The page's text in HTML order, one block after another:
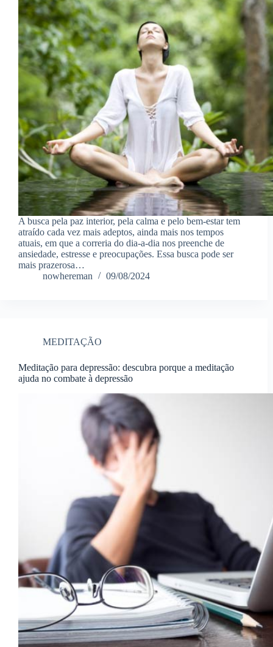
A busca pela paz interior, pela calma e pelo bem-estar tem
atraído cada vez mais adeptos, ainda mais nos tempos
atuais, em que a correria do dia-a-dia nos preenche de
ansiedade, estresse e preocupações. Essa busca pode ser
mais prazerosa…
nowhereman
09/08/2024
MEDITAÇÃO
Meditação para depressão: descubra porque a meditação
ajuda no combate à depressão